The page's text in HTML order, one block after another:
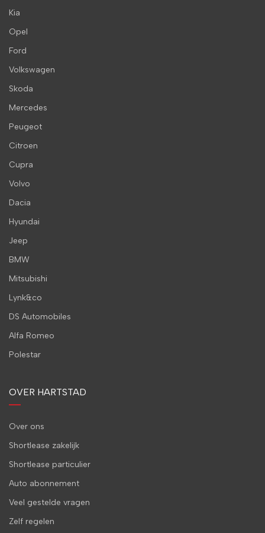
Kia
Opel
Ford
Volkswagen
Skoda
Mercedes
Peugeot
Citroen
Cupra
Volvo
Dacia
Hyundai
Jeep
BMW
Mitsubishi
Lynk&co
DS Automobiles
Alfa Romeo
Polestar
OVER HARTSTAD
Over ons
Shortlease zakelijk
Shortlease particulier
Auto abonnement
Veel gestelde vragen
Zelf regelen